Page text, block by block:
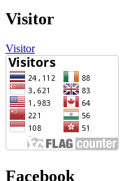
Visitor
Visitor
Facebook